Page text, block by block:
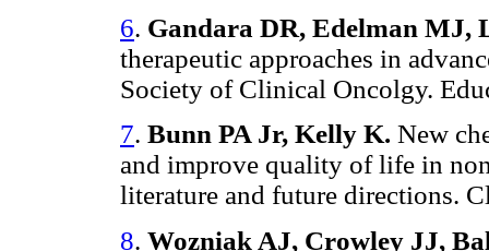
6. Gandara DR, Edelman MJ,
therapeutic approaches in
Society of Clinical Oncolgy.
7. Bunn PA Jr, Kelly K. New
and improve quality of life in
literature and future directions.
8. Wozniak AJ, Crowley JJ,